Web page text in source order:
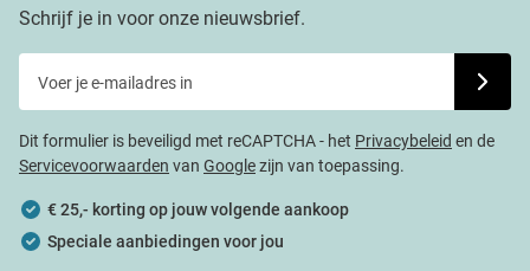
Schrijf je in voor onze nieuwsbrief.
Dit formulier is beveiligd met reCAPTCHA - het Privacybeleid en de
Servicevoorwaarden van Googlezijn van toepassing.
€ 25,- korting op jouw volgende aankoop
Speciale aanbiedingen voor jou